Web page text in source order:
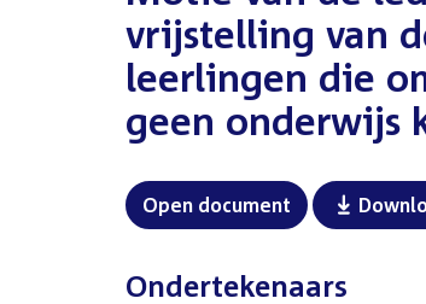
vrijstelling van
leerlingen die
geen onderwijs
Open document
Ondertekenaars